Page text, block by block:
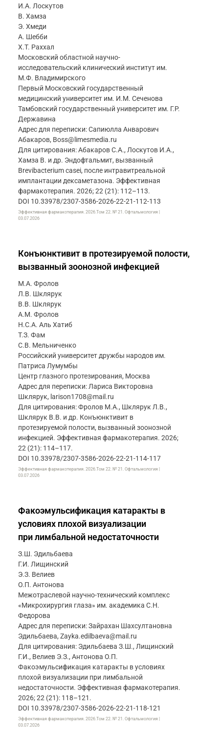
И.А. Лоскутов
В. Хамза
Э. Хмеди
А. Шебби
Х.T. Раххал
Московский областной научно-
исследовательский клинический институт им.
М.Ф. Владимирского
Первый Московский государственный
медицинский университет им. И.М. Сеченова
Тамбовский государственный университет им. Г.Р.
Державина
Адрес для переписки: Сапиюлла Анварович
Абакаров, Boss@limesmedia.ru
Для цитирования: Абакаров С.А., Лоскутов И.А.,
Хамза В. и др. Эндофтальмит, вызванный
Brevibacterium casei, после интравитреальной
имплантации дексаметазона. Эффективная
фармакотерапия. 2026; 22 (21): 112–113.
DOI 10.33978/2307-3586-2026-22-21-112-113
Эффективная фармакотерапия. 2026.Том 22. № 21. Офтальмология |
03.07.2026
Конъюнктивит в протезируемой полости,
вызванный зоонозной инфекцией
М.А. Фролов
Л.В. Шклярук
В.В. Шклярук
А.М. Фролов
Н.С.А. Аль Хатиб
Т.З. Фам
С.В. Мельниченко
Российский университет дружбы народов им.
Патриса Лумумбы
Центр глазного протезирования, Москва
Адрес для переписки: Лариса Викторовна
Шклярук, larison1708@mail.ru
Для цитирования: Фролов М.А., Шклярук Л.В.,
Шклярук В.В. и др. Конъюнктивит в
протезируемой полости, вызванный зоонозной
инфекцией. Эффективная фармакотерапия. 2026;
22 (21): 114–117.
DOI 10.33978/2307-3586-2026-22-21-114-117
Эффективная фармакотерапия. 2026.Том 22. № 21. Офтальмология |
03.07.2026
Факоэмульсификация катаракты в
условиях плохой визуализации
при лимбальной недостаточности
З.Ш. Эдильбаева
Г.И. Лищинский
Э.З. Велиев
О.П. Антонова
Межотраслевой научно-технический комплекс
«Микрохирургия глаза» им. академика С.Н.
Федорова
Адрес для переписки: Зайрахан Шахсултановна
Эдильбаева, Zayka.edilbaeva@mail.ru
Для цитирования: Эдильбаева З.Ш., Лищинский
Г.И., Велиев Э.З., Антонова О.П.
Факоэмульсификация катаракты в условиях
плохой визуализации при лимбальной
недостаточности. Эффективная фармакотерапия.
2026; 22 (21): 118–121.
DOI 10.33978/2307-3586-2026-22-21-118-121
Эффективная фармакотерапия. 2026.Том 22. № 21. Офтальмология |
03.07.2026